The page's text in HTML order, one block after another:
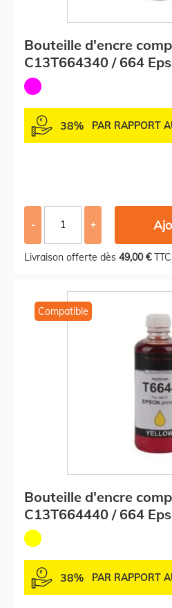
Bouteille d'encre
C13T664340 / 664
38% PAR RAPPORT
- +
Livraison offerte dès 49,00 €
Compatible
Bouteille d'encre
C13T664440 / 664
38% PAR RAPPORT